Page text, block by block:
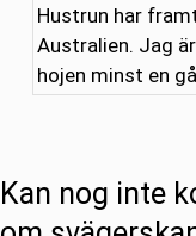
Hustrun har
Australien. Jag
hojen minst en
Kan nog inte